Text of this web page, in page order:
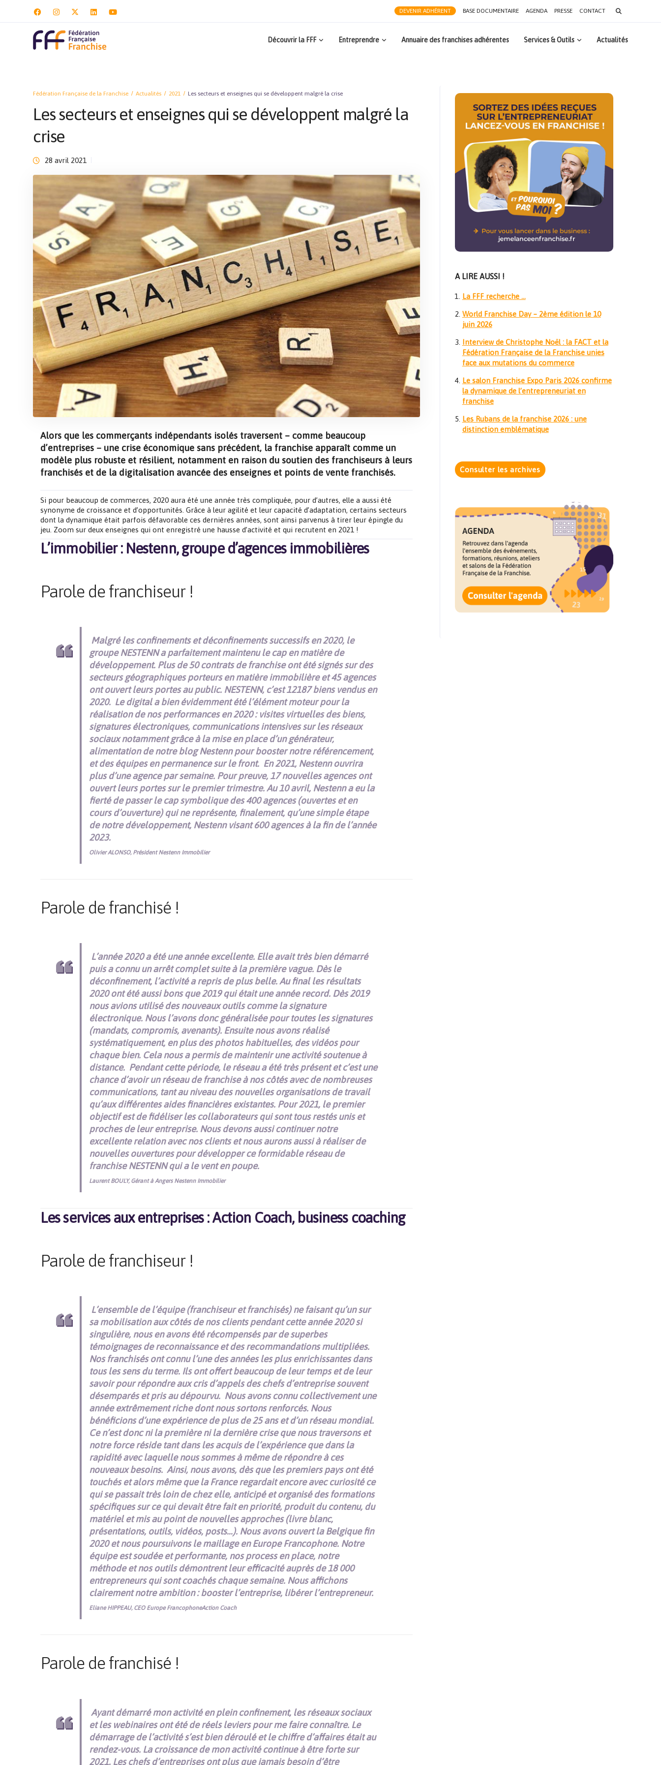
DEVENIR ADHÉRENT BASE DOCUMENTAIRE AGENDA PRESSE CONTACT
Search
for:
Découvrir la FFF Entreprendre Annuaire des franchises adhérentes Services & Outils Actualités
Fédération Française de la Franchise Actualités 2021 Les secteurs et enseignes qui se développent malgré la crise
Les secteurs et enseignes qui se développent malgré la
crise
28 avril 2021
Alors que les commerçants indépendants isolés traversent – comme beaucoup
d’entreprises – une crise économique sans précédent, la franchise apparaît comme un
modèle plus robuste et résilient, notamment en raison du soutien des franchiseurs à leurs
franchisés et de la digitalisation avancée des enseignes et points de vente franchisés.
Si pour beaucoup de commerces, 2020 aura été une année très compliquée, pour d’autres, elle a aussi été
synonyme de croissance et d’opportunités. Grâce à leur agilité et leur capacité d’adaptation, certains secteurs
dont la dynamique était parfois défavorable ces dernières années, sont ainsi parvenus à tirer leur épingle du
jeu. Zoom sur deux enseignes qui ont enregistré une hausse d’activité et qui recrutent en 2021 !
L’immobilier : Nestenn, groupe d’agences immobilières
Parole de franchiseur !
Malgré les confinements et déconfinements successifs en 2020, le
groupe NESTENN a parfaitement maintenu le cap en matière de
développement. Plus de 50 contrats de franchise ont été signés sur des
secteurs géographiques porteurs en matière immobilière et 45 agences
ont ouvert leurs portes au public. NESTENN, c’est 12187 biens vendus en
2020. Le digital a bien évidemment été l’élément moteur pour la
réalisation de nos performances en 2020 : visites virtuelles des biens,
signatures électroniques, communications intensives sur les réseaux
sociaux notamment grâce à la mise en place d’un générateur,
alimentation de notre blog Nestenn pour booster notre référencement,
et des équipes en permanence sur le front. En 2021, Nestenn ouvrira
plus d’une agence par semaine. Pour preuve, 17 nouvelles agences ont
ouvert leurs portes sur le premier trimestre. Au 10 avril, Nestenn a eu la
fierté de passer le cap symbolique des 400 agences (ouvertes et en
cours d’ouverture) qui ne représente, finalement, qu’une simple étape
de notre développement, Nestenn visant 600 agences à la fin de l’année
2023.
Olivier ALONSO, Président Nestenn Immobilier
Parole de franchisé !
L’année 2020 a été une année excellente. Elle avait très bien démarré
puis a connu un arrêt complet suite à la première vague. Dès le
déconfinement, l’activité a repris de plus belle. Au final les résultats
2020 ont été aussi bons que 2019 qui était une année record. Dès 2019
nous avions utilisé des nouveaux outils comme la signature
électronique. Nous l’avons donc généralisée pour toutes les signatures
(mandats, compromis, avenants). Ensuite nous avons réalisé
systématiquement, en plus des photos habituelles, des vidéos pour
chaque bien. Cela nous a permis de maintenir une activité soutenue à
distance. Pendant cette période, le réseau a été très présent et c’est une
chance d’avoir un réseau de franchise à nos côtés avec de nombreuses
communications, tant au niveau des nouvelles organisations de travail
qu’aux différentes aides financières existantes. Pour 2021, le premier
objectif est de fidéliser les collaborateurs qui sont tous restés unis et
proches de leur entreprise. Nous devons aussi continuer notre
excellente relation avec nos clients et nous aurons aussi à réaliser de
nouvelles ouvertures pour développer ce formidable réseau de
franchise NESTENN qui a le vent en poupe.
Laurent BOULY, Gérant à Angers Nestenn Immobilier
Les services aux entreprises : Action Coach, business coaching
Parole de franchiseur !
L’ensemble de l’équipe (franchiseur et franchisés) ne faisant qu’un sur
sa mobilisation aux côtés de nos clients pendant cette année 2020 si
singulière, nous en avons été récompensés par de superbes
témoignages de reconnaissance et des recommandations multipliées.
Nos franchisés ont connu l’une des années les plus enrichissantes dans
tous les sens du terme. Ils ont offert beaucoup de leur temps et de leur
savoir pour répondre aux cris d’appels des chefs d’entreprise souvent
désemparés et pris au dépourvu. Nous avons connu collectivement une
année extrêmement riche dont nous sortons renforcés. Nous
bénéficions d’une expérience de plus de 25 ans et d’un réseau mondial.
Ce n’est donc ni la première ni la dernière crise que nous traversons et
notre force réside tant dans les acquis de l’expérience que dans la
rapidité avec laquelle nous sommes à même de répondre à ces
nouveaux besoins. Ainsi, nous avons, dès que les premiers pays ont été
touchés et alors même que la France regardait encore avec curiosité ce
qui se passait très loin de chez elle, anticipé et organisé des formations
spécifiques sur ce qui devait être fait en priorité, produit du contenu, du
matériel et mis au point de nouvelles approches (livre blanc,
présentations, outils, vidéos, posts…). Nous avons ouvert la Belgique fin
2020 et nous poursuivons le maillage en Europe Francophone. Notre
équipe est soudée et performante, nos process en place, notre
méthode et nos outils démontrent leur efficacité auprès de 18 000
entrepreneurs qui sont coachés chaque semaine. Nous affichons
clairement notre ambition : booster l’entreprise, libérer l’entrepreneur.
Eliane HIPPEAU, CEO Europe FrancophoneAction Coach
Parole de franchisé !
Ayant démarré mon activité en plein confinement, les réseaux sociaux
et les webinaires ont été de réels leviers pour me faire connaître. Le
démarrage de l’activité s’est bien déroulé et le chiffre d’affaires était au
rendez-vous. La croissance de mon activité continue à être forte sur
2021. Les chefs d’entreprises ont plus que jamais besoin d’être
A LIRE AUSSI !
La FFF recherche …
World Franchise Day – 2ème édition le 10
juin 2026
Interview de Christophe Noël : la FACT et la
Fédération Française de la Franchise unies
face aux mutations du commerce
Le salon Franchise Expo Paris 2026 confirme
la dynamique de l’entrepreneuriat en
franchise
Les Rubans de la franchise 2026 : une
distinction emblématique
Consulter les archives